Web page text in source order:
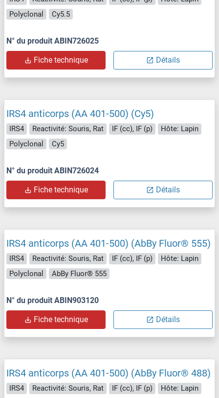
Polyclonal
Cy5.5
N° du produit ABIN726025
Fiche technique Détails
IRS4 anticorps (AA 401-500) (Cy5)
IRS4 Reactivité: Souris, Rat IF (cc), IF (p)
Hôte: Lapin
Polyclonal
Cy5
N° du produit ABIN726024
Fiche technique Détails
IRS4 anticorps (AA 401-500) (AbBy Fluor® 555)
IRS4 Reactivité: Souris, Rat IF (cc), IF (p)
Hôte: Lapin
Polyclonal
AbBy Fluor® 555
N° du produit ABIN903120
Fiche technique Détails
IRS4 anticorps (AA 401-500) (AbBy Fluor® 488)
IRS4 Reactivité: Souris, Rat IF (cc), IF (p)
Hôte: Lapin